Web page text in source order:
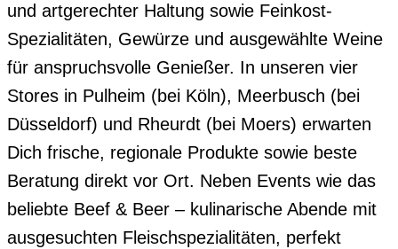
und artgerechter Haltung sowie Feinkost-
Spezialitäten, Gewürze und ausgewählte Weine
für anspruchsvolle Genießer. In unseren vier
Stores in Pulheim (bei Köln), Meerbusch (bei
Düsseldorf) und Rheurdt (bei Moers) erwarten
Dich frische, regionale Produkte sowie beste
Beratung direkt vor Ort. Neben Events wie das
beliebte Beef & Beer – kulinarische Abende mit
ausgesuchten Fleischspezialitäten, perfekt